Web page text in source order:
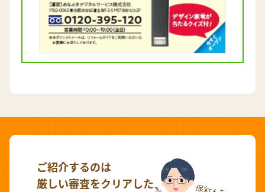
ご紹介するのは
厳しい審査をクリアした